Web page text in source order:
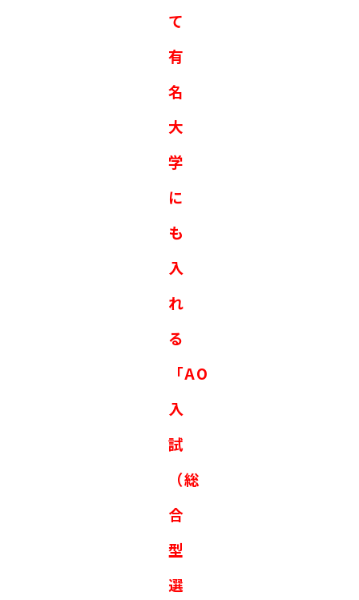
て
有
名
大
学
に
も
入
れ
る
「AO
入
試
（総
合
型
選